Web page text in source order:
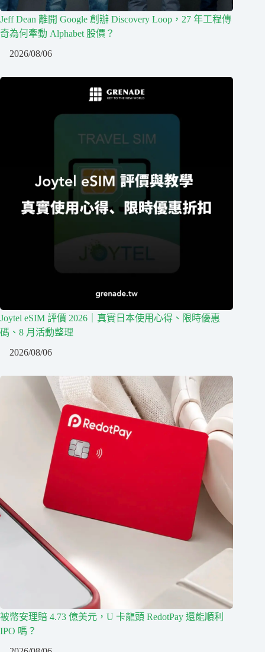
Jeff Dean 離開 Google 創辦 Discovery Loop，27 年工程傳
奇為何牽動 Alphabet 股價？
2026/08/06
Joytel eSIM 評價 2026｜真實日本使用心得、限時優惠
碼、8 月活動整理
2026/08/06
被幣安理賠 4.73 億美元，U 卡龍頭 RedotPay 還能順利
IPO 嗎？